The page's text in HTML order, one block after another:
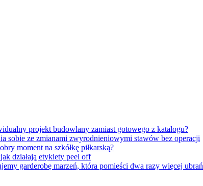
projekt budowlany zamiast gotowego z katalogu?
sobie ze zmianami zwyrodnieniowymi stawów bez operacji
moment na szkółkę piłkarską?
działają etykiety peel off
garderobę marzeń, która pomieści dwa razy więcej ubrań